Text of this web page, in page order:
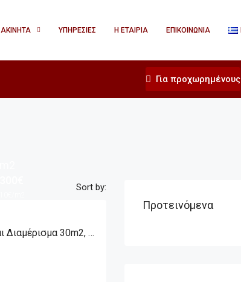
ΑΚΊΝΗΤΑ ΥΠΗΡΕΣΊΕΣ Η ΕΤΑΙΡΊΑ ΕΠΙΚΟΙΝΩΝΊΑ
Για προχωρημένους
Sort by:
Στην Παγασών Ενοικιάζεται Διαμέρισμα 30m2, 4ου Ορόφου
Προτεινόμενα